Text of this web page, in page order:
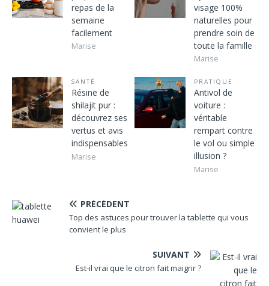
repas de la
semaine
facilement
Marise
visage 100%
naturelles pour
prendre soin de
toute la famille
Marise
SANTÉ
Résine de
shilajit pur :
découvrez ses
vertus et avis
indispensables
Marise
PRATIQUE
Antivol de
voiture :
véritable
rempart contre
le vol ou simple
illusion ?
Marise
PRÉCÉDENT
Top des astuces pour trouver la tablette qui vous
convient le plus
SUIVANT
Est-il vrai que le citron fait maigrir ?